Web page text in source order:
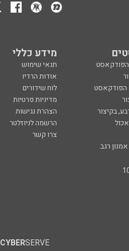
מידע כללי
תנאי שימוש
אודות הרדיו
הפודקאסט
לוח שידורים
מדיניות פרטיות
בקיצור
הצהרת נגישות
הרשמה לניוזלטר
צרו קשר
רגב
CYBERSERVE